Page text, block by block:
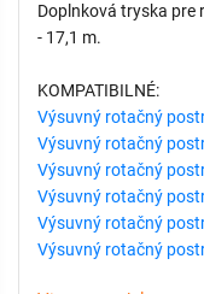
Doplnková tryska pre
- 17,1 m.
KOMPATIBILNÉ:
Výsuvný rotačný
Výsuvný rotačný
Výsuvný rotačný
Výsuvný rotačný
Výsuvný rotačný
Výsuvný rotačný